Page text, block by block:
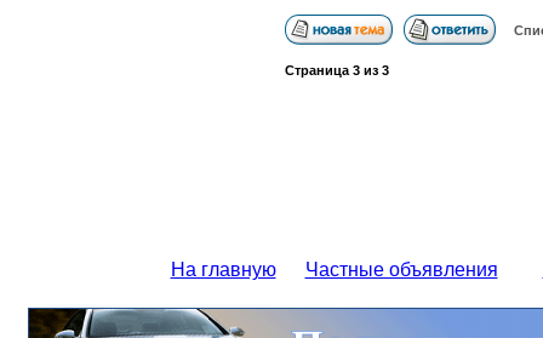
Страница 3из 3
На главную Частные объявления